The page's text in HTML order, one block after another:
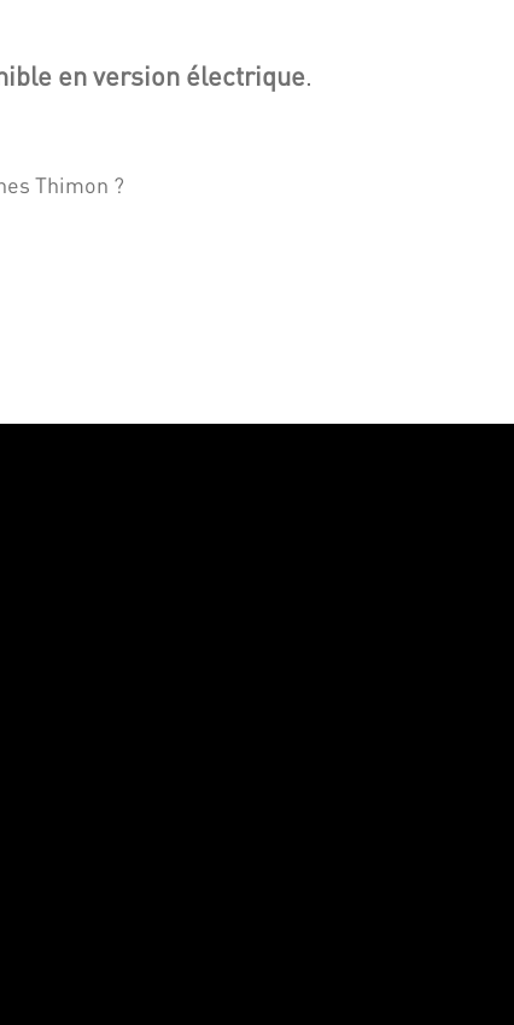
en version électrique
Thimon ?